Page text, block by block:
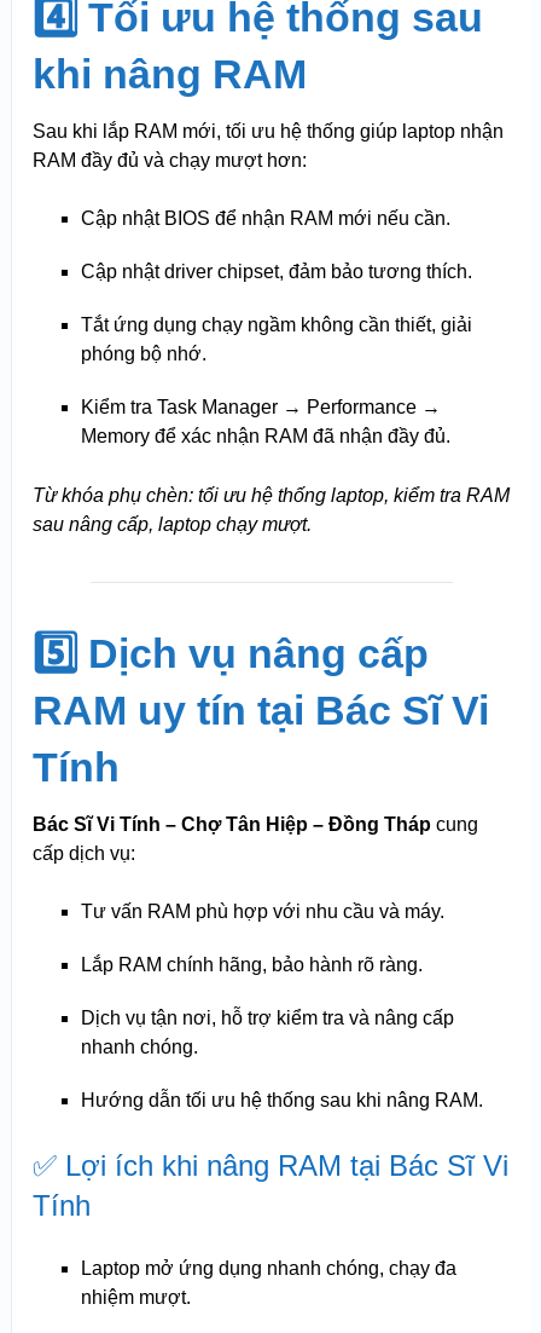
4️⃣ Tối ưu hệ thống sau
khi nâng RAM
Sau khi lắp RAM mới, tối ưu hệ thống giúp laptop nhận
RAM đầy đủ và chạy mượt hơn:
Cập nhật BIOS để nhận RAM mới nếu cần.
Cập nhật driver chipset, đảm bảo tương thích.
Tắt ứng dụng chạy ngầm không cần thiết, giải
phóng bộ nhớ.
Kiểm tra Task Manager → Performance →
Memory để xác nhận RAM đã nhận đầy đủ.
Từ khóa phụ chèn: tối ưu hệ thống laptop, kiểm tra RAM
sau nâng cấp, laptop chạy mượt.
5️⃣ Dịch vụ nâng cấp
RAM uy tín tại Bác Sĩ Vi
Tính
Bác Sĩ Vi Tính – Chợ Tân Hiệp – Đồng Thápcung
cấp dịch vụ:
Tư vấn RAM phù hợp với nhu cầu và máy.
Lắp RAM chính hãng, bảo hành rõ ràng.
Dịch vụ tận nơi, hỗ trợ kiểm tra và nâng cấp
nhanh chóng.
Hướng dẫn tối ưu hệ thống sau khi nâng RAM.
✅ Lợi ích khi nâng RAM tại Bác Sĩ Vi
Tính
Laptop mở ứng dụng nhanh chóng, chạy đa
nhiệm mượt.